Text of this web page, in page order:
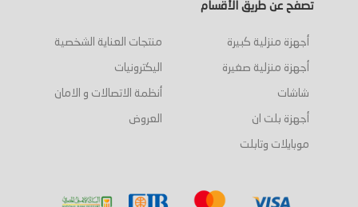
تصفح عن طريق الأقسام
أجهزة منزلية كبيرة
أجهزة منزلية صغيرة
شاشات
أجهزة بلت ان
موبايلات وتابلت
منتجات العناية الشخصية
اليكترونيات
أنظمة الاتصالات و الامان
العروض